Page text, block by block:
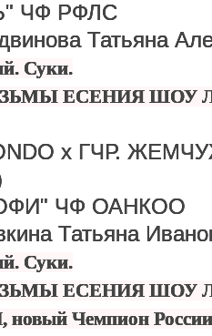
ЧФ РФЛС
Татьяна
Суки.
ЕСЕНИЯ ШОУ
x ГЧР.
ЧФ ОАНКОО
Татьяна
Суки.
ЕСЕНИЯ ШОУ
Чемпион России